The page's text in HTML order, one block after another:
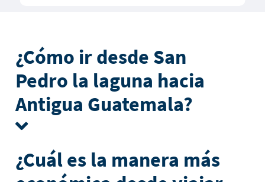
¿Cómo ir desde San
Pedro la laguna hacia
Antigua Guatemala?
¿Cuál es la manera más